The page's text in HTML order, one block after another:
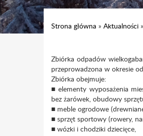
Strona główna » Aktualności »
Zbiórka odpadów
przeprowadzona w okresie
Zbiórka obejmuje:
■ elementy wyposażenia
bez żarówek, obudowy
■ meble ogrodowe
■ sprzęt sportowy (rowery,
■ wózki i chodziki dziecięce,